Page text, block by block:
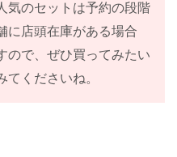
気のセットは予約の段階
に店頭在庫がある場合
ので、ぜひ買ってみたい
てくださいね。